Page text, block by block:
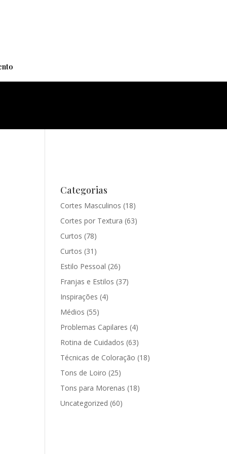
Categorias
Cortes Masculinos (18)
Cortes por Textura (63)
Curtos (78)
Curtos (31)
Estilo Pessoal (26)
Franjas e Estilos (37)
Inspirações (4)
Médios (55)
Problemas Capilares (4)
Rotina de Cuidados (63)
Técnicas de Coloração (18)
Tons de Loiro (25)
Tons para Morenas (18)
Uncategorized (60)